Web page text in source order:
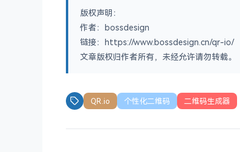
版权声明：
作者：bossdesign
链接：https://www.bossdesign.cn/qr-io/
文章版权归作者所有，未经允许请勿转载。
QR.io 个性化二维码 二维码生成器